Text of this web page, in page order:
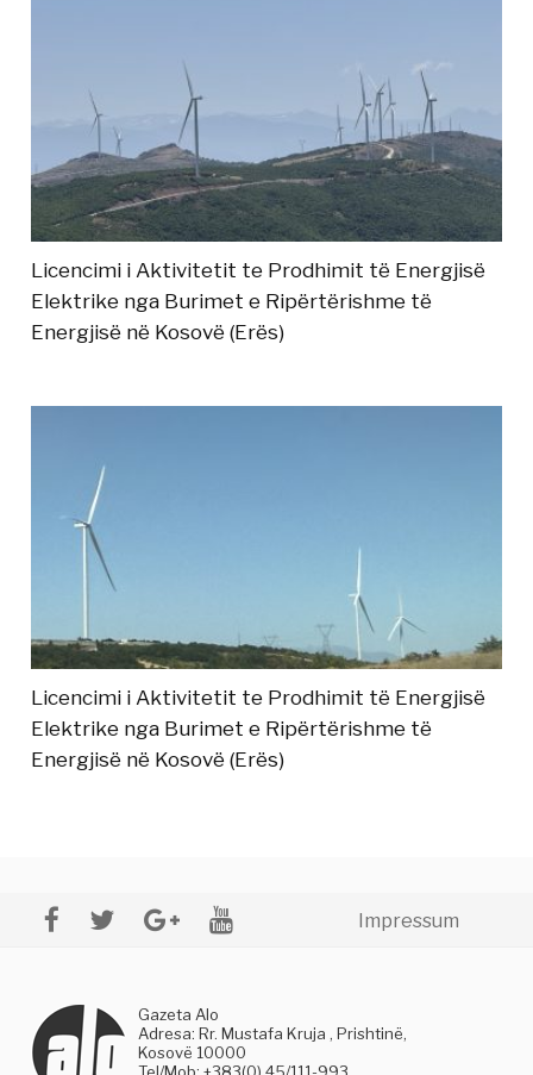
Licencimi i Aktivitetit te Prodhimit të Energjisë
Elektrike nga Burimet e Ripërtërishme të
Energjisë në Kosovë (Erës)
Licencimi i Aktivitetit te Prodhimit të Energjisë
Elektrike nga Burimet e Ripërtërishme të
Energjisë në Kosovë (Erës)
Impressum
Gazeta Alo
Adresa: Rr. Mustafa Kruja , Prishtinë,
Kosovë 10000